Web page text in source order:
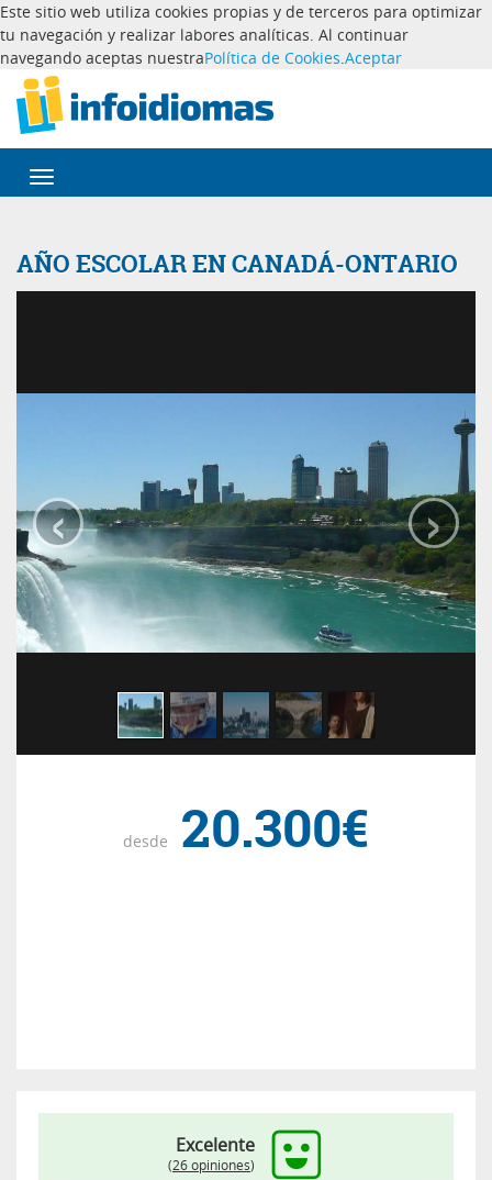
Este sitio web utiliza cookies propias y de terceros para optimizar
tu navegación y realizar labores analíticas. Al continuar
navegando aceptas nuestraPolítica de Cookies.Aceptar
Desplegar
navegación
AÑO ESCOLAR EN CANADÁ-ONTARIO
‹ ›
desde 20.300€
Excelente
(26 opiniones)